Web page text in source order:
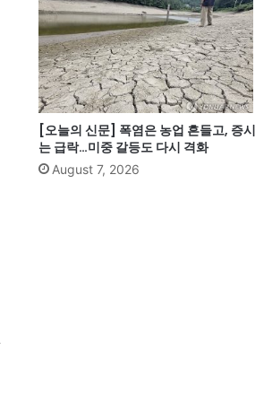
[오늘의 신문] 폭염은 농업 흔들고, 증시
는 급락…미중 갈등도 다시 격화
August 7, 2026